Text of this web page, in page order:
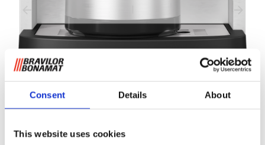
Consent Details About
This website uses cookies